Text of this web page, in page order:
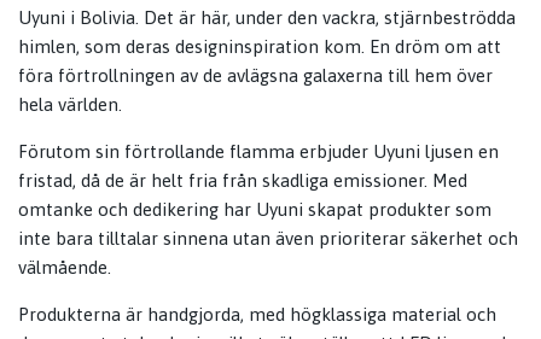
Uyuni i Bolivia. Det är här, under den vackra, stjärnbeströdda
himlen, som deras designinspiration kom. En dröm om att
föra förtrollningen av de avlägsna galaxerna till hem över
hela världen.
Förutom sin förtrollande flamma erbjuder Uyuni ljusen en
fristad, då de är helt fria från skadliga emissioner. Med
omtanke och dedikering har Uyuni skapat produkter som
inte bara tilltalar sinnena utan även prioriterar säkerhet och
välmående.
Produkterna är handgjorda, med högklassiga material och